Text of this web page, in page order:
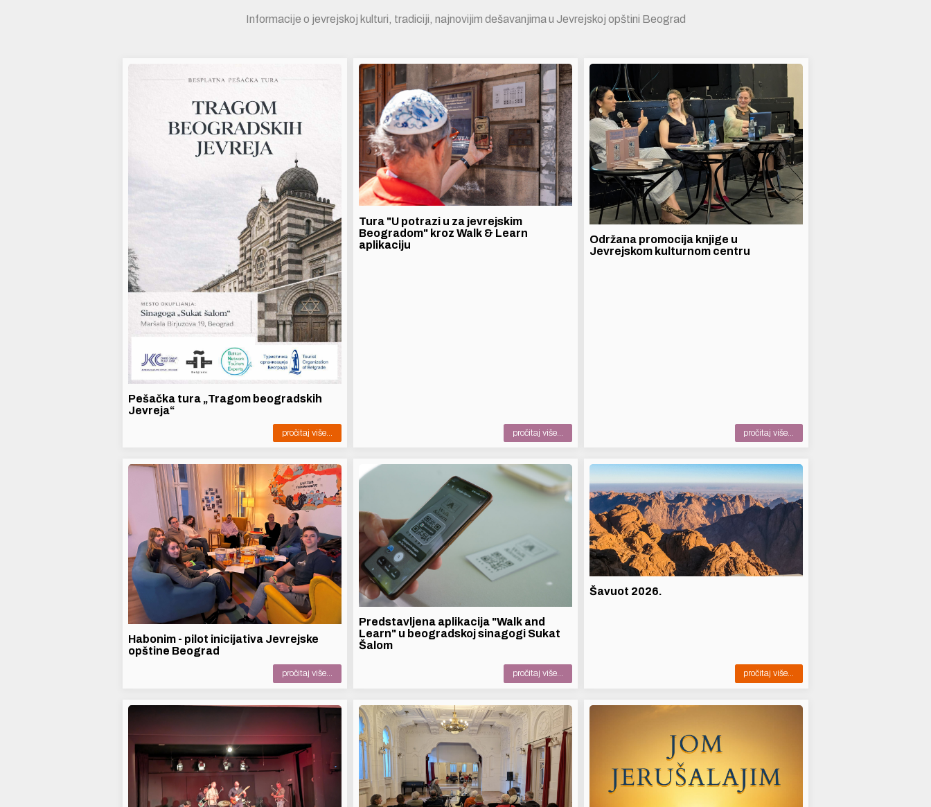
Informacije o jevrejskoj kulturi, tradiciji, najnovijim dešavanjima u Jevrejskoj opštini Beograd
Pešačka tura „Tragom beogradskih
Jevreja“
pročitaj više...
Tura "U potrazi u za jevrejskim
Beogradom" kroz Walk & Learn
aplikaciju
pročitaj više...
Održana promocija knjige u
Jevrejskom kulturnom centru
pročitaj više...
Habonim - pilot inicijativa Jevrejske
opštine Beograd
pročitaj više...
Predstavljena aplikacija "Walk and
Learn" u beogradskoj sinagogi Sukat
Šalom
pročitaj više...
Šavuot 2026.
pročitaj više...